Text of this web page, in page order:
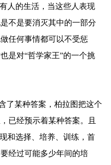
人的生活，当这些人表现
不是要消灭其中的一部分
任何事情都可以不受惩
是对“哲学家王”的一个挑
了某种答案，柏拉图把这个
已经预示着某种答案。且
和选择、培养、训练，首
经过可能多少年间的培